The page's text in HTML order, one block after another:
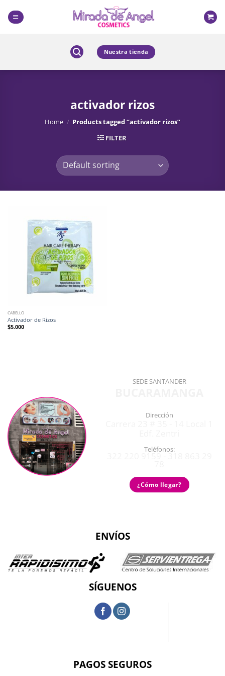
content
Nuestra tienda
activador rizos
Home / Products tagged “activador rizos”
FILTER
CABELLO
Activador de Rizos
$5.000
SEDE SANTANDER
Dirección
Teléfonos:
¿Cómo llegar?
ENVÍOS
SÍGUENOS
PAGOS SEGUROS